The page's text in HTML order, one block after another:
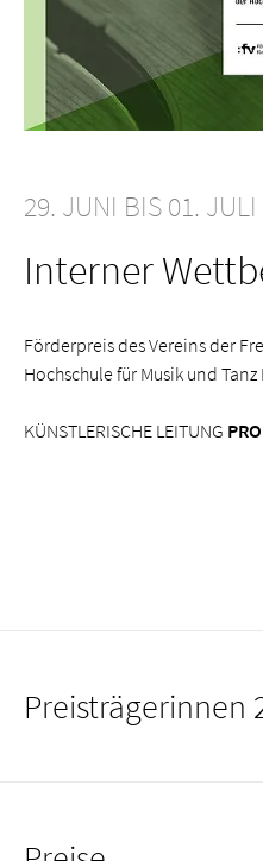
29. JUNI BIS 01.
Interner
Förderpreis des Vereins der
Hochschule für Musik und Tanz
KÜNSTLERISCHE LEITUNG
Preisträgerinnen
Preisträgerinnen